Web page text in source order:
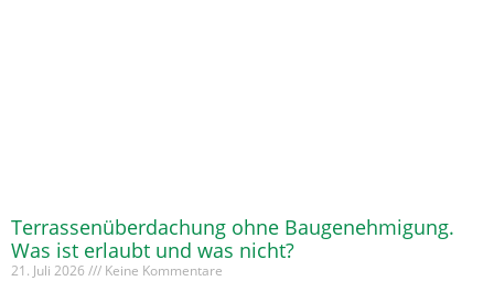
Terrassenüberdachung ohne Baugenehmigung.
Was ist erlaubt und was nicht?
21. Juli 2026 Keine Kommentare